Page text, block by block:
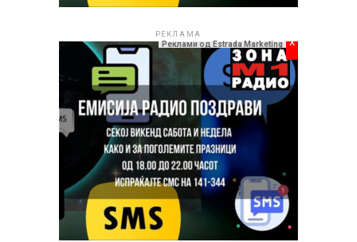
РЕКЛАМА
Реклами од Estrada Marketing x